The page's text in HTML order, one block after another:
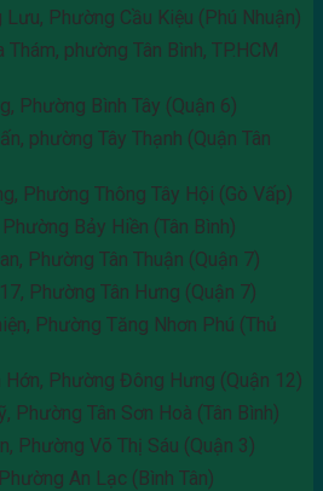
Phường Cầu Kiệu (Phú Nhuận)
phường Tân Bình, TP.HCM
Phường Bình Tây (Quận 6)
phường Tây Thạnh (Quận Tân
Phường Thông Tây Hội (Gò Vấp)
Bảy Hiền (Tân Bình)
Phường Tân Thuận (Quận 7)
Phường Tân Hưng (Quận 7)
Phường Tăng Nhơn Phú (Thủ
Phường Đông Hưng (Quận 12)
Phường Tân Sơn Hoà (Tân Bình)
Phường Võ Thị Sáu (Quận 3)
An Lạc (Bình Tân)